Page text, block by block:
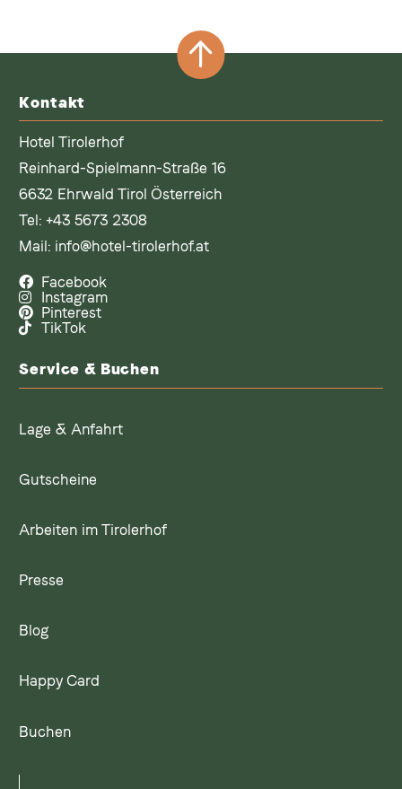
Kontakt
Hotel Tirolerhof
Reinhard-Spielmann-Straße 16
6632 Ehrwald Tirol Österreich
Tel:+43 5673 2308
Mail: info@hotel-tirolerhof.at
Facebook
Instagram
Pinterest
TikTok
Service & Buchen
Lage & Anfahrt
Gutscheine
Arbeiten im Tirolerhof
Presse
Blog
Happy Card
Buchen